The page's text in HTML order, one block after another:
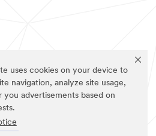
uses cookies on your device to
navigation, analyze site usage,
you advertisements based on